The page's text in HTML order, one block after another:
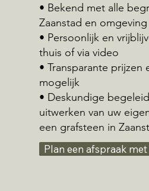
• Bekend met alle
Zaanstad en omgeving
• Persoonlijk en
thuis of via video
• Transparante prijzen
mogelijk
• Deskundige
uitwerken van uw
een grafsteen in
Plan een afspraak